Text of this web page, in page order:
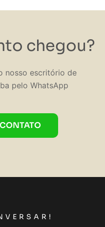
chegou?
nosso escritório de
pelo WhatsApp